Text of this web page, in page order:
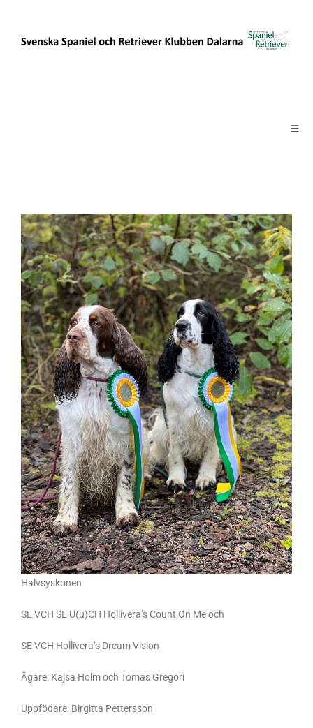
Halvsyskonen
SE VCH SE U(u)CH Hollivera’s Count On Me och
SE VCH Hollivera’s Dream Vision
Ägare: Kajsa Holm och Tomas Gregori
Uppfödare: Birgitta Pettersson